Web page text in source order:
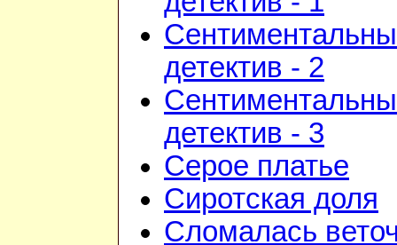
детектив - 2
детектив - 3
Серое платье
Сиротская доля
Сломалась